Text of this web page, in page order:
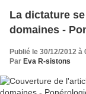
La dictature
domaines -
Publié le 30/12/2012 à
Par Eva R-sistons